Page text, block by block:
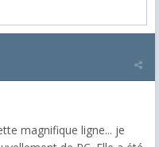
magnifique ligne... je